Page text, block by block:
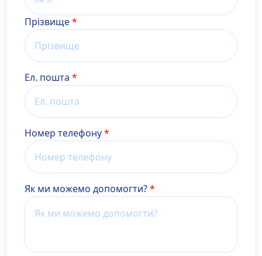
Прізвище
Ел. пошта
Номер телефону
Як ми можемо допомогти?